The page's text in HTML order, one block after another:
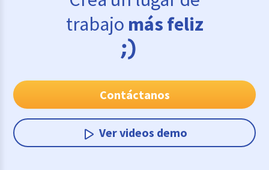
trabajo más feliz
Contáctanos
Ver videos demo